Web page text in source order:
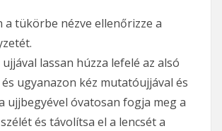
a tükörbe nézve ellenőrizze a
lassan húzza lefelé az alsó
ugyanazon kéz mutatóujjával és
ujjbegyével óvatosan fogja meg a
és távolítsa el a lencsét a